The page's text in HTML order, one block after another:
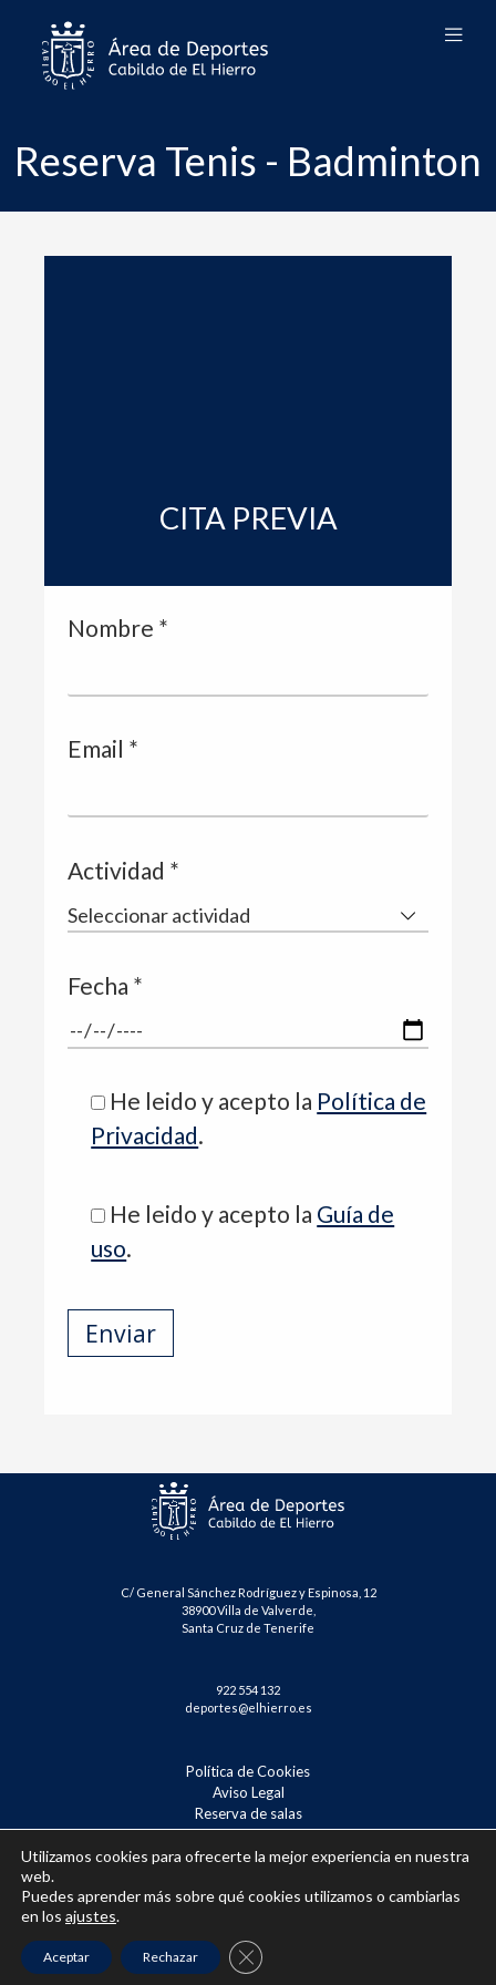
Reserva Tenis - Badminton
CITA PREVIA
Nombre *
Email *
Actividad *
Fecha *
He leido y acepto la Política de
Privacidad.
He leido y acepto la Guía de
uso.
C/ General Sánchez Rodríguez y Espinosa, 12
38900 Villa de Valverde,
Santa Cruz de Tenerife
922 554 132
deportes@elhierro.es
Política de Cookies
Aviso Legal
Reserva de salas
Reserva Tenis – Badminton
Confirmación de inscripción
Utilizamos cookies para ofrecerte la mejor experiencia en nuestra
web.
Puedes aprender más sobre qué cookies utilizamos o cambiarlas
en los ajustes.
Aceptar Rechazar Cerrar el banner de cookies RGPD